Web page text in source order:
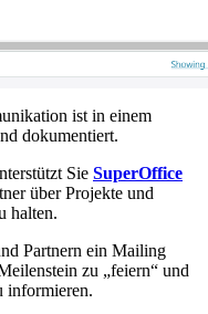
ist in einem
dokumentiert.
Sie SuperOffice
über Projekte und
halten.
Partnern ein Mailing
zu „feiern“ und
informieren.